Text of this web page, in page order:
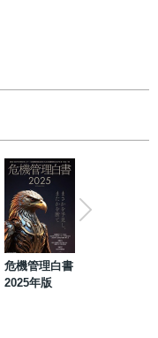
危機管理白書
2025年版